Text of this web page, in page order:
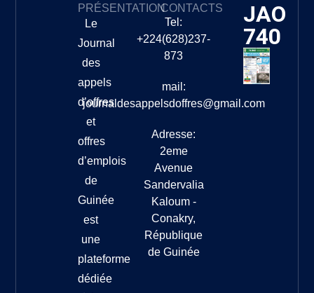
PRÉSENTATION
Le
Journal
des
appels
d’offres
et
offres
d’emplois
de
Guinée
est
une
plateforme
dédiée
CONTACTS
Tel:
+224(628)237-
873
mail:
journaldesappelsdoffres@gmail.com
Adresse:
2eme
Avenue
Sandervalia
Kaloum -
Conakry,
République
de Guinée
JAO
740